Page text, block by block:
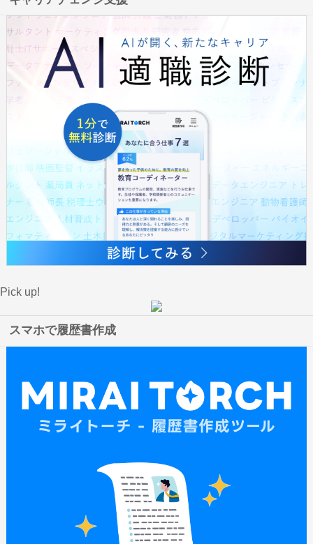
Pick up!
スマホで履歴書作成